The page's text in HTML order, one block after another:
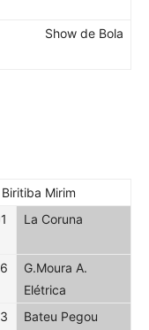
Show de Bola
Mirim
La Coruna
G.Moura A.
Elétrica
Bateu Pegou